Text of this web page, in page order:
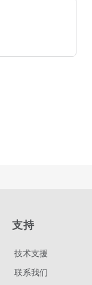
支持
技术支援
联系我们